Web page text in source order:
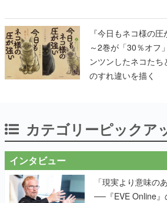
『今日もネコ様の
～2巻が「30％オフ
ンツンしたネコた
のすれ違いを描く
カテゴリーピックア
インタビュー
「現実より意味の
──『EVE Online』